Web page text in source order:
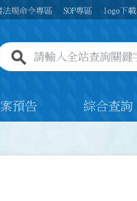
法規命令專區 SOP專區 logo下載
全站查詢關鍵字欄位
預告 綜合查詢